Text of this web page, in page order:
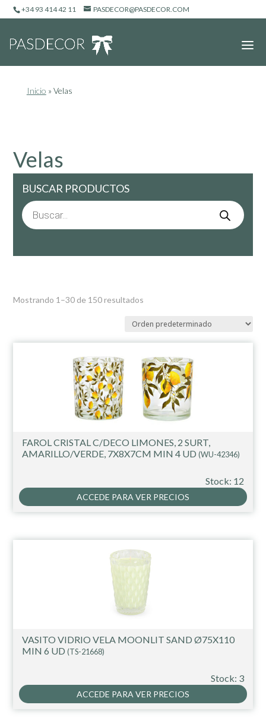
+34 93 414 42 11 PASDECOR@PASDECOR.COM
Inicio » Velas
Velas
BUSCAR PRODUCTOS
Búsqueda
de
productos
Mostrando 1–30 de 150 resultados
FAROL CRISTAL C/DECO LIMONES, 2 SURT,
AMARILLO/VERDE, 7X8X7CM MIN 4 UD(WU-42346)
Stock: 12
ACCEDE PARA VER PRECIOS
VASITO VIDRIO VELA MOONLIT SAND Ø75X110
MIN 6 UD(TS-21668)
Stock: 3
ACCEDE PARA VER PRECIOS